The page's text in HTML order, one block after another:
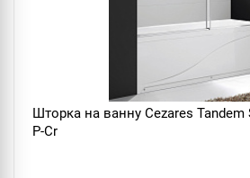
Шторка на ванну Cezares Tandem
P-Cr